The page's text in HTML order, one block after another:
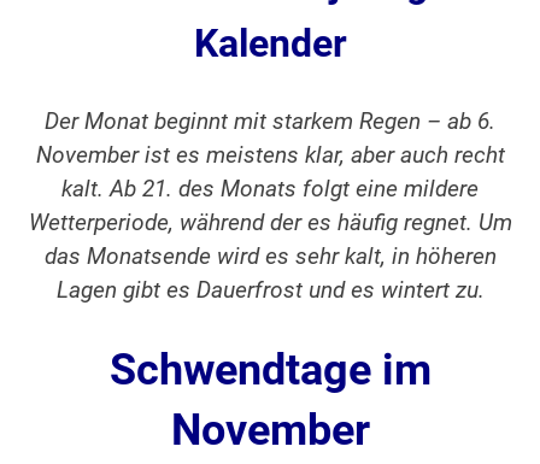
Kalender
Der Monat beginnt mit starkem Regen – ab 6.
November ist es meistens klar, aber auch recht
kalt. Ab 21. des Monats folgt eine mildere
Wetterperiode, während der es häufig regnet. Um
das Monatsende wird es sehr kalt, in höheren
Lagen gibt es Dauerfrost und es wintert zu.
Schwendtage im
November